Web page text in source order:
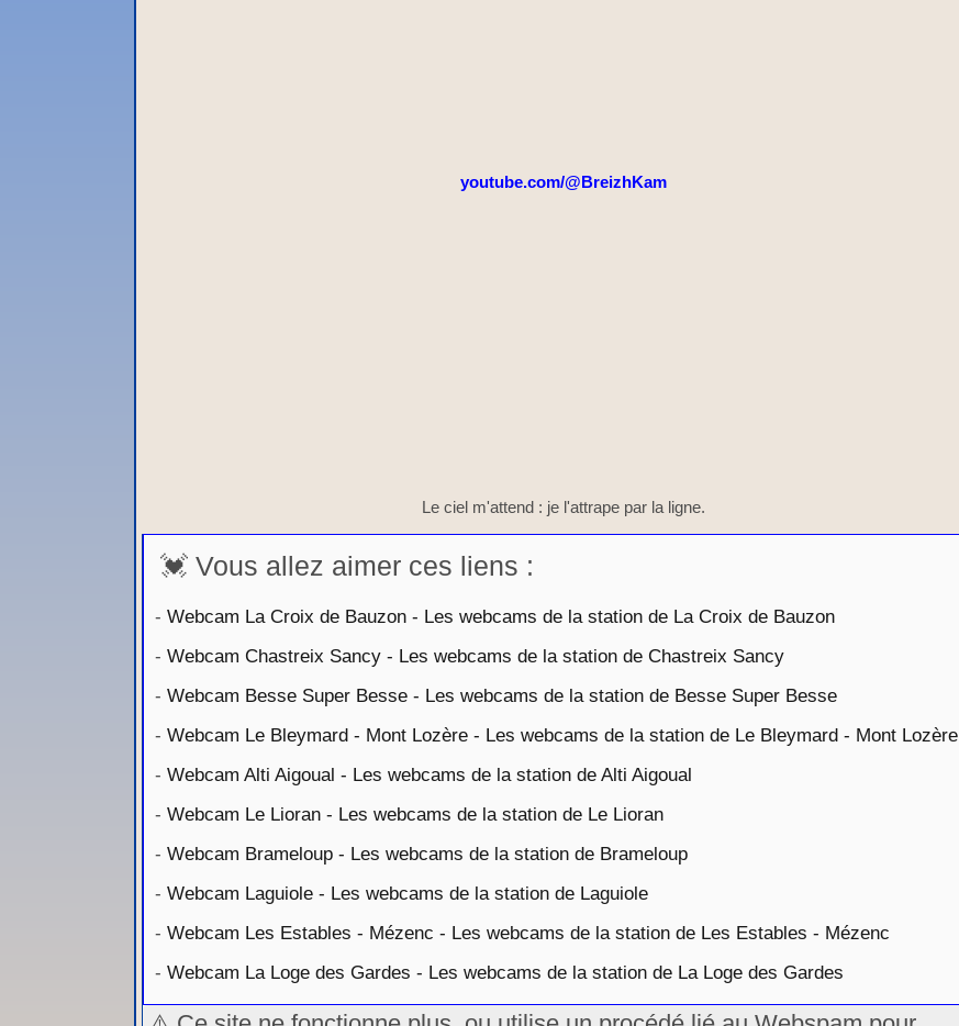
youtube.com/@BreizhKam
Le ciel m'attend : je l'attrape par la ligne.
💓 Vous allez aimer ces liens :
- Webcam La Croix de Bauzon - Les webcams de la station de La Croix de Bauzon
- Webcam Chastreix Sancy - Les webcams de la station de Chastreix Sancy
- Webcam Besse Super Besse - Les webcams de la station de Besse Super Besse
- Webcam Le Bleymard - Mont Lozère - Les webcams de la station de Le Bleymard - Mont Lozère
- Webcam Alti Aigoual - Les webcams de la station de Alti Aigoual
- Webcam Le Lioran - Les webcams de la station de Le Lioran
- Webcam Brameloup - Les webcams de la station de Brameloup
- Webcam Laguiole - Les webcams de la station de Laguiole
- Webcam Les Estables - Mézenc - Les webcams de la station de Les Estables - Mézenc
- Webcam La Loge des Gardes - Les webcams de la station de La Loge des Gardes